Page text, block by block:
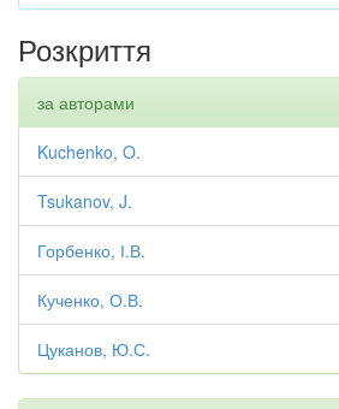
Розкриття
за авторами
Kuchenko, O.
Tsukanov, J.
Горбенко, І.В.
Кученко, О.В.
Цуканов, Ю.С.